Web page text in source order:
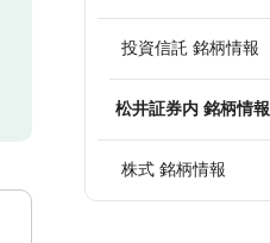
投資信託 銘柄情報
松井証券内 銘柄情報
株式 銘柄情報